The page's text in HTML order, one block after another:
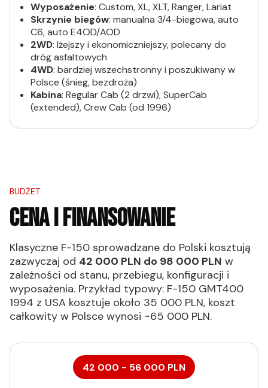
Wyposażenie: Custom, XL, XLT, Ranger, Lariat
Skrzynie biegów: manualna 3/4-biegowa, auto
C6, auto E4OD/AOD
2WD: lżejszy i ekonomiczniejszy, polecany do
dróg asfaltowych
4WD: bardziej wszechstronny i poszukiwany w
Polsce (śnieg, bezdroża)
Kabina: Regular Cab (2 drzwi), SuperCab
(extended), Crew Cab (od 1996)
BUDŻET
CENA I FINANSOWANIE
Klasyczne F-150 sprowadzane do Polski kosztują
zazwyczaj od 42 000 PLN do 98 000 PLN w
zależności od stanu, przebiegu, konfiguracji i
wyposażenia. Przykład typowy: F-150 GMT400
1994 z USA kosztuje około 35 000 PLN, koszt
całkowity w Polsce wynosi ~65 000 PLN.
42 000 - 56 000 PLN